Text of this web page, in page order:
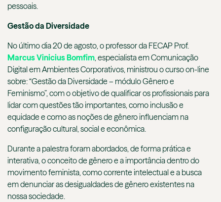
pessoais.
Gestão da Diversidade
No último dia 20 de agosto, o professor da FECAP Prof.
Marcus Vinicius Bomfim, especialista em Comunicação
Digital em Ambientes Corporativos, ministrou o curso on-line
sobre:“Gestão da Diversidade – módulo Gênero e
Feminismo”, com o objetivo de qualificar os profissionais para
lidar com questões tão importantes, como inclusão e
equidade e como as noções de gênero influenciam na
configuração cultural, social e econômica.
Durante a palestra foram abordados, de forma prática e
interativa, o conceito de gênero e a importância dentro do
movimento feminista, como corrente intelectual e a busca
em denunciar as desigualdades de gênero existentes na
nossa sociedade.